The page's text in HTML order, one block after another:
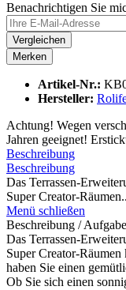
Benachrichtigen Sie
Vergleichen
Merken
Artikel-Nr.:
Hersteller:
Achtung! Wegen
Jahren geeignet!
Beschreibung
Beschreibung
Das Terrassen-
Super Creator-
Menü schließen
Beschreibung / Aufgabe
Das Terrassen-
Super Creator-
haben Sie einen
Ob Sie sich einen